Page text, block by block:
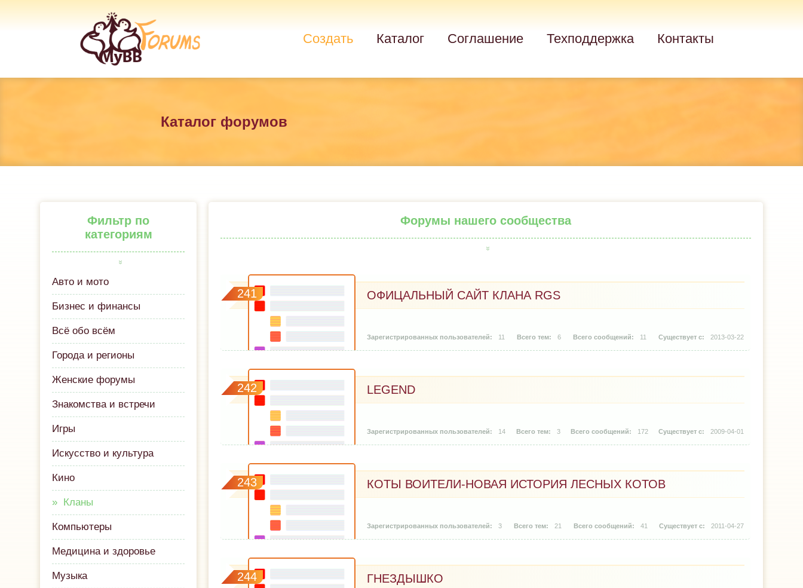
Создать Каталог Соглашение Техподдержка Контакты
Каталог форумов
Фильтр по
категориям
Авто и мото
Бизнес и финансы
Всё обо всём
Города и регионы
Женские форумы
Знакомства и встречи
Игры
Искусство и культура
Кино
Кланы
Компьютеры
Медицина и здоровье
Музыка
Форумы нашего сообщества
241 ОФИЦАЛЬНЫЙ САЙТ КЛАНА RGS
11 6 11 2013-03-22
242 LEGEND
14 3 172 2009-04-01
243 КОТЫ ВОИТЕЛИ-НОВАЯ ИСТОРИЯ ЛЕСНЫХ КОТОВ
3 21 41 2011-04-27
244 ГНЕЗДЫШКО